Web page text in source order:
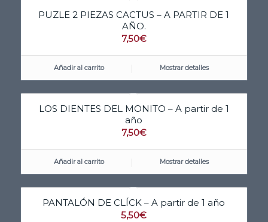
PUZLE 2 PIEZAS CACTUS – A PARTIR DE 1
AÑO.
7,50€
Añadir al carrito Mostrar detalles
LOS DIENTES DEL MONITO – A partir de 1
año
7,50€
Añadir al carrito Mostrar detalles
PANTALÓN DE CLÍCK – A partir de 1 año
5,50€